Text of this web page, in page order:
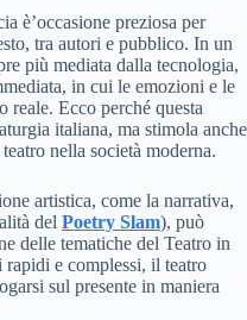
è’occasione preziosa per
tra autori e pubblico. In un
più mediata dalla tecnologia,
in cui le emozioni e le
reale. Ecco perché questa
italiana, ma stimola anche
nella società moderna.
artistica, come la narrativa,
del Poetry Slam), può
delle tematiche del Teatro in
e complessi, il teatro
sul presente in maniera